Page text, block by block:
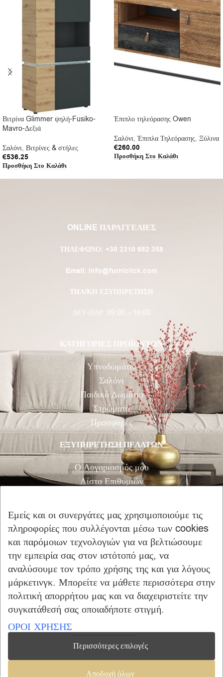
Βιτρίνα Glimmer ψηλή-Fusiko-
Mavro-Δεξιά
Σαλόνι, Βιτρίνες & στήλες
€536.25
Προσθήκη Στο Καλάθι
Έπιπλο τηλεόρασης Owen
Σαλόνι, Έπιπλα Τηλεόρασης, Ξύλινα
€260.00
Προσθήκη Στο Καλάθι
ONLINE ΠΑΡΑΓΓΕΛΙΕΣ
ΤΗΛΈΦΩΝΟ: +30 2310 682 358
Email: info@furniclick.com
ΤΗΛ/ΚΗ ΕΞΥΠΗΡΕΤΗΣΗ
ΔΕΥ-ΠΑΡ: 09:00 – 16:00
ΚΑΤΗΓΟΡΙΕΣ ΠΡΟΪΟΝΤΩΝ
Υπνοδωμάτιο
Σαλόνι
Παιδικό Δωμάτιο
Στρώματα
Προσφορές
ΕΞΥΠΗΡΕΤΗΣΗ ΠΕΛΑΤΩΝ
Ο Λογαριασμός μου
Λίστα Επιθυμιών
Καλάθι Αγορών
Επικοινωνία
ΠΛΗΡΟΦΟΡΙΕΣ
Όροι Χρήσης
Τρόποι Πληρωμής – Αποστολής
Προσωπικά Δεδομένα
Πολιτική Επιστροφής Προϊόντων
Εμείς και οι συνεργάτες μας χρησιμοποιούμε τις
πληροφορίες που συλλέγονται μέσω των cookies
και παρόμοιων τεχνολογιών για να βελτιώσουμε
την εμπειρία σας στον ιστότοπό μας, να
αναλύσουμε τον τρόπο χρήσης της και για λόγους
μάρκετινγκ. Μπορείτε να μάθετε περισσότερα στην
πολιτική απορρήτου μας και να διαχειριστείτε την
συγκατάθεσή σας οποιαδήποτε στιγμή.
ΟΡΟΙ ΧΡΗΣΗΣ
Περισσότερες επιλογές
Αποδοχή όλων